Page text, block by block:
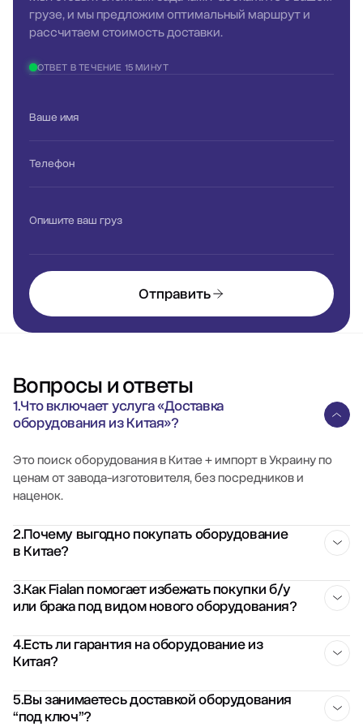
грузе, и мы предложим оптимальный маршрут и
рассчитаем стоимость доставки.
ОТВЕТ В ТЕЧЕНИЕ 15 МИНУТ
Ваше имя
Телефон
Опишите ваш груз
Отправить
Вопросы и ответы
1.Что включает услуга «Доставка
оборудования из Китая»?
Это поиск оборудования в Китае + импорт в Украину по
ценам от завода-изготовителя, без посредников и
наценок.
2.Почему выгодно покупать оборудование
в Китае?
Потому что можно получить максимально выгодную цену
напрямую от производителя, даже с учетом расходов на
3.Как Fialan помогает избежать покупки б/у
или брака под видом нового оборудования?
На стороне Fialan предусмотрен контроль качества —
клиент не получит некачественное или б/у оборудование
4.Есть ли гарантия на оборудование из
Китая?
Да, вы получаете официальную гарантию напрямую от
завода-поставщика.
5.Вы занимаетесь доставкой оборудования
“под ключ”?